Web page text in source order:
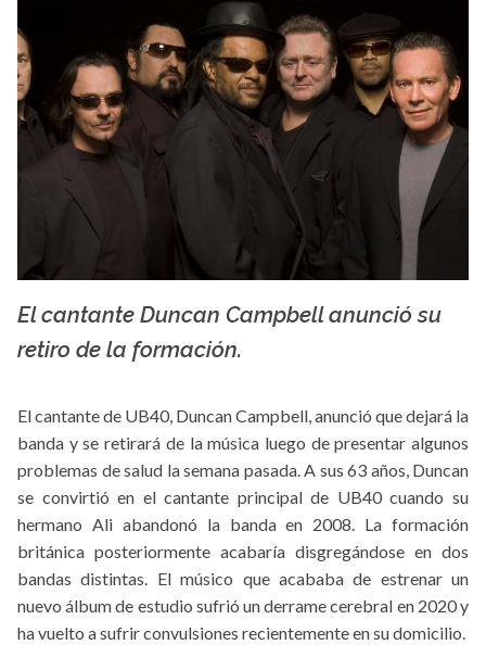
El cantante Duncan Campbell anunció su
retiro de la formación.
El cantante de UB40, Duncan Campbell, anunció que dejará la
banda y se retirará de la música luego de presentar algunos
problemas de salud la semana pasada. A sus 63 años, Duncan
se convirtió en el cantante principal de UB40 cuando su
hermano Ali abandonó la banda en 2008. La formación
británica posteriormente acabaría disgregándose en dos
bandas distintas. El músico que acababa de estrenar un
nuevo álbum de estudio sufrió un derrame cerebral en 2020 y
ha vuelto a sufrir convulsiones recientemente en su domicilio .